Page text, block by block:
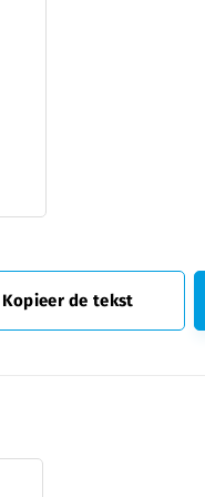
Kopieer de tekst